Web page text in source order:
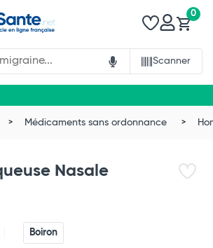
Scanner
0
Médicaments sans ordonnance
Nasale
Boiron